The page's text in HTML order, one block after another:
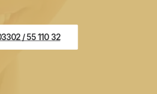
/ 55 110 32